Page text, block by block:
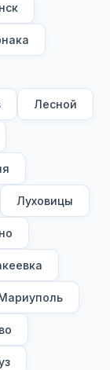
Лесной
Луховицы